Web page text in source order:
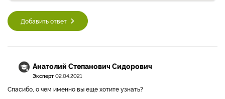
Добавить ответ
Анатолий Степанович Сидорович
Эксперт 02.04.2021
Спасибо, о чем именно вы еще хотите узнать?